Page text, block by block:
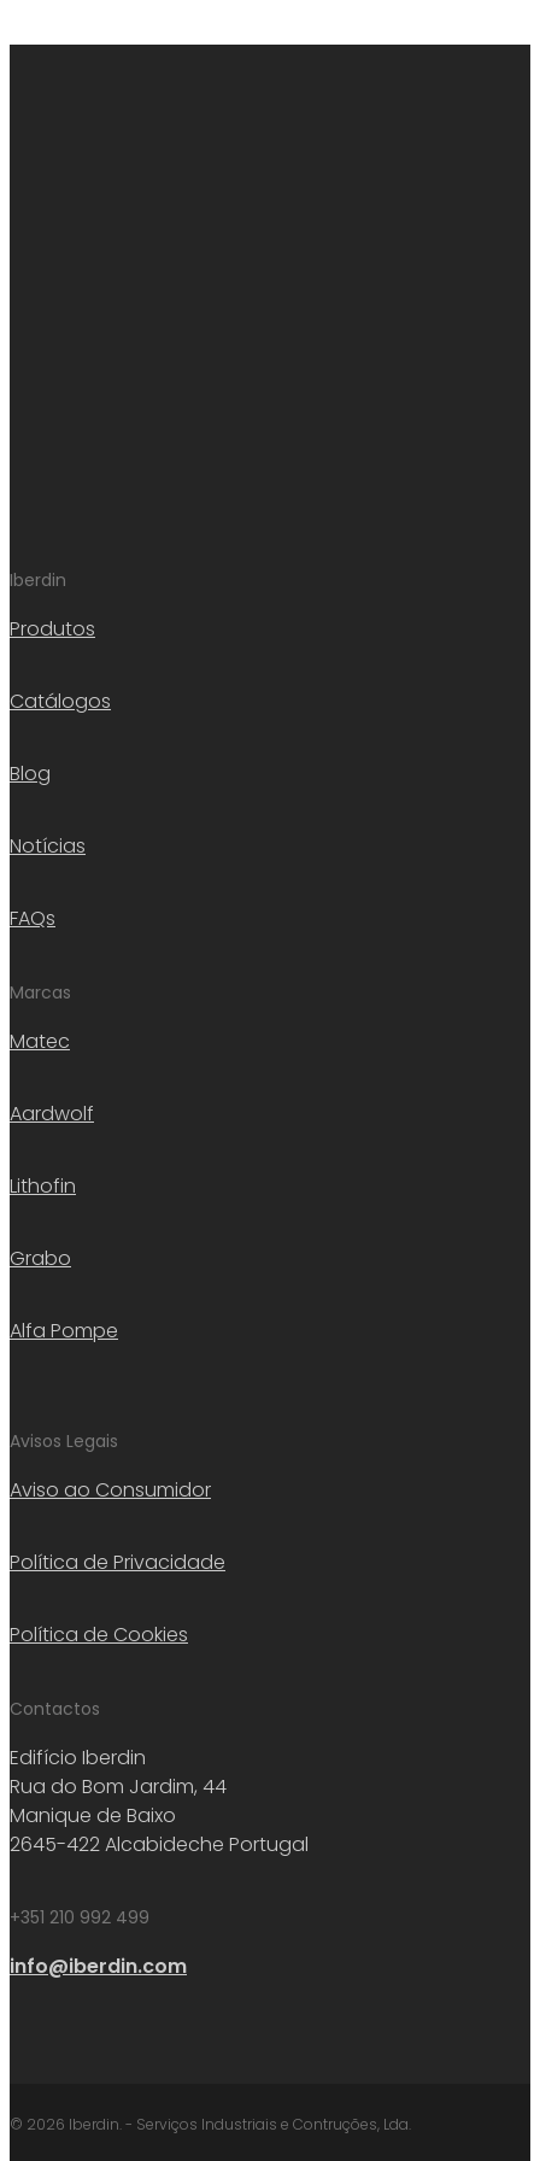
Iberdin
Produtos
Catálogos
Blog
Notícias
FAQs
Marcas
Matec
Aardwolf
Lithofin
Grabo
Alfa Pompe
Avisos Legais
Aviso ao Consumidor
Política de Privacidade
Política de Cookies
Contactos
Edifício Iberdin
Rua do Bom Jardim, 44
Manique de Baixo
2645-422 Alcabideche Portugal
+351 210 992 499
info@iberdin.com
© 2026 Iberdin. - Serviços Industriais e Contruções, Lda.